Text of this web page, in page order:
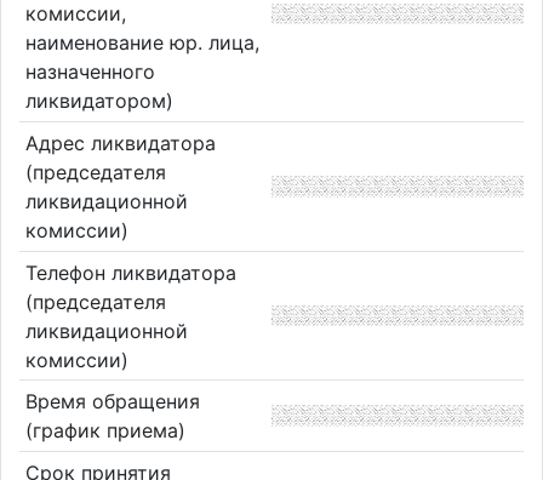
комиссии,
наименование юр. лица,
назначенного
ликвидатором)
Адрес ликвидатора
(председателя
ликвидационной
комиссии)
Телефон ликвидатора
(председателя
ликвидационной
комиссии)
Время обращения
(график приема)
Срок принятия